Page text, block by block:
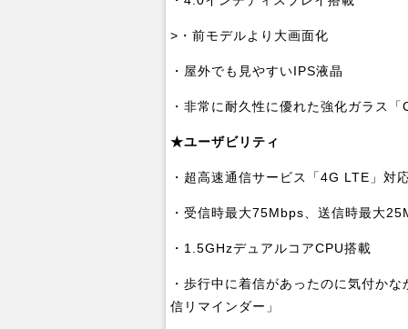
>・前モデルより大画面化
・屋外でも見やすいIPS液晶
・非常に耐久性に優れた強化ガラス
★ユーザビリティ
・超高速通信サービス「4G LTE」対
・受信時最大75Mbps、送信時最大
・1.5GHzデュアルコアCPU搭載
・歩行中に着信があったのに気付か
信リマインダー」